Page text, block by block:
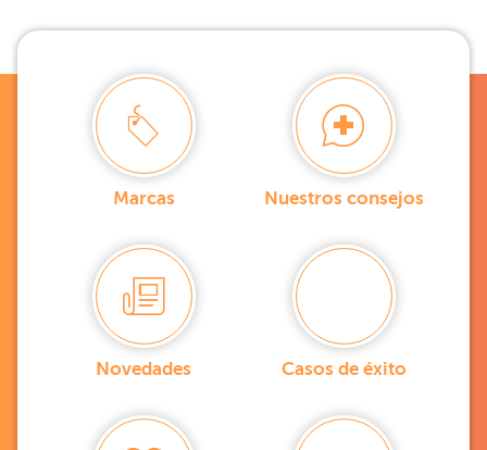
Marcas Nuestros consejos
Novedades Casos de éxito